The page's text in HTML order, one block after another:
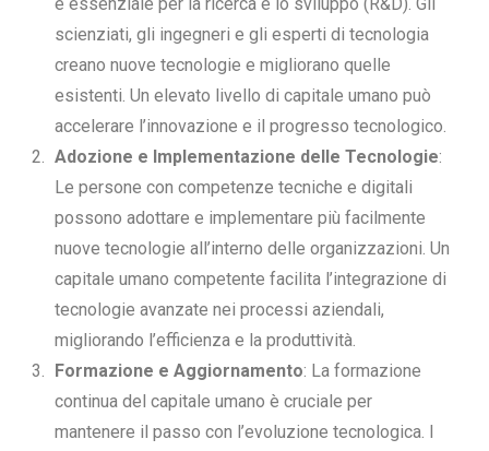
scienziati, gli ingegneri e gli esperti di tecnologia
creano nuove tecnologie e migliorano quelle
esistenti. Un elevato livello di capitale umano può
accelerare l’innovazione e il progresso tecnologico.
Adozione e Implementazione delle Tecnologie:
Le persone con competenze tecniche e digitali
possono adottare e implementare più facilmente
nuove tecnologie all’interno delle organizzazioni. Un
capitale umano competente facilita l’integrazione di
tecnologie avanzate nei processi aziendali,
migliorando l’efficienza e la produttività.
Formazione e Aggiornamento: La formazione
continua del capitale umano è cruciale per
mantenere il passo con l’evoluzione tecnologica. I